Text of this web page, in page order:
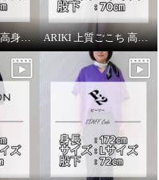
ARIKI ピーツー 高身長スタッフがはいてみました！ ARIKI 上質ごこち 高身長スタッフがはいてみました！